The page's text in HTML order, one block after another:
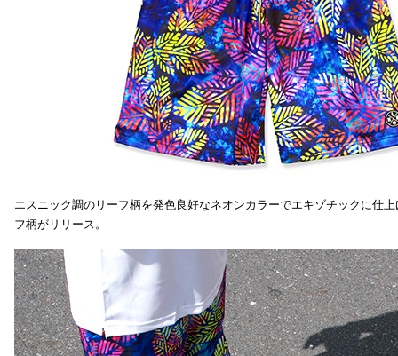
エスニック調のリーフ柄を発色良好なネオンカラーでエキゾチックに仕
フ柄がリリース。